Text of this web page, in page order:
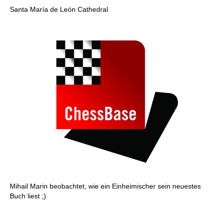
Santa María de León Cathedral
Mihail Marin beobachtet, wie ein Einheimischer sein neuestes
Buch liest ;)